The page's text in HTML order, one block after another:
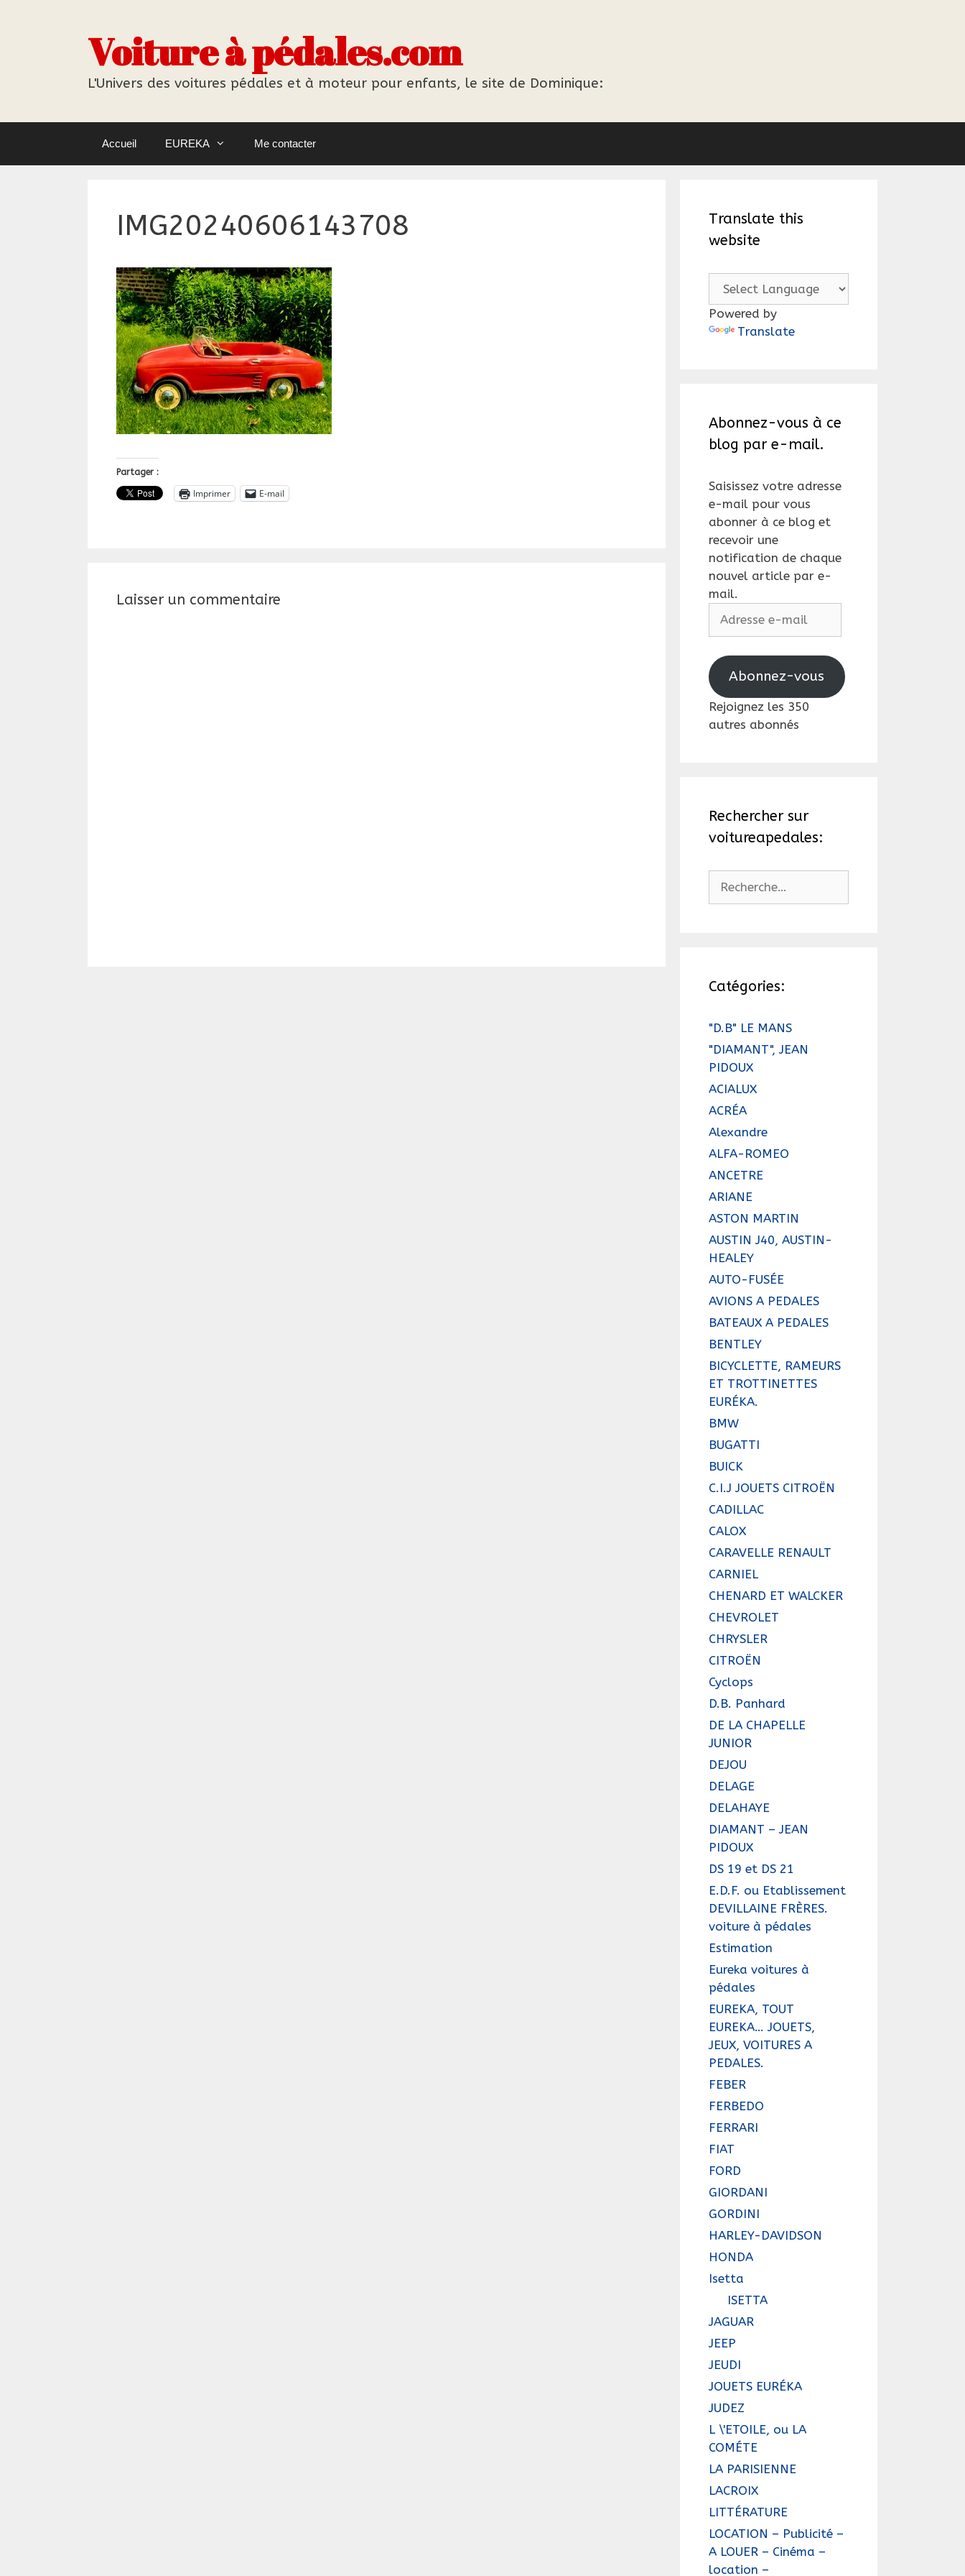
Voiture à pédales.com
L'Univers des voitures pédales et à moteur pour enfants, le site de Dominique:
Accueil EUREKA Me contacter
IMG20240606143708
Partager :
Imprimer E-mail
Laisser un commentaire
Translate this
website
Powered by
Translate
Abonnez-vous à ce
blog par e-mail.
Saisissez votre adresse
e-mail pour vous
abonner à ce blog et
recevoir une
notification de chaque
nouvel article par e-
mail.
Abonnez-vous
Rejoignez les 350
autres abonnés
Rechercher sur
voitureapedales:
Catégories:
"D.B" LE MANS
"DIAMANT", JEAN
PIDOUX
ACIALUX
ACRÉA
Alexandre
ALFA-ROMEO
ANCETRE
ARIANE
ASTON MARTIN
AUSTIN J40, AUSTIN-
HEALEY
AUTO-FUSÉE
AVIONS A PEDALES
BATEAUX A PEDALES
BENTLEY
BICYCLETTE, RAMEURS
ET TROTTINETTES
EURÉKA.
BMW
BUGATTI
BUICK
C.I.J JOUETS CITROËN
CADILLAC
CALOX
CARAVELLE RENAULT
CARNIEL
CHENARD ET WALCKER
CHEVROLET
CHRYSLER
CITROËN
Cyclops
D.B. Panhard
DE LA CHAPELLE
JUNIOR
DEJOU
DELAGE
DELAHAYE
DIAMANT – JEAN
PIDOUX
DS 19 et DS 21
E.D.F. ou Etablissement
DEVILLAINE FRÈRES.
voiture à pédales
Estimation
Eureka voitures à
pédales
EUREKA, TOUT
EUREKA… JOUETS,
JEUX, VOITURES A
PEDALES.
FEBER
FERBEDO
FERRARI
FIAT
FORD
GIORDANI
GORDINI
HARLEY-DAVIDSON
HONDA
Isetta
ISETTA
JAGUAR
JEEP
JEUDI
JOUETS EURÉKA
JUDEZ
L \'ETOILE, ou LA
COMÉTE
LA PARISIENNE
LACROIX
LITTÉRATURE
LOCATION – Publicité –
A LOUER – Cinéma –
location –